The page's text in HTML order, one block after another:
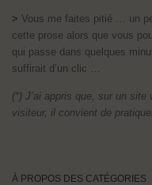
> Vous me faites pitié … un
cette prose alors que vous
qui passe dans quelques
suffirait d’un clic …
(*) J’ai appris que, sur un site
visiteur, il convient de
À PROPOS DES CATÉGORIES